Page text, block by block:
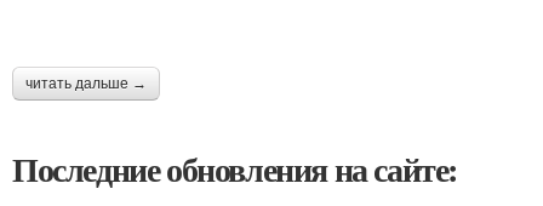
читать дальше →
Последние обновления на сайте: